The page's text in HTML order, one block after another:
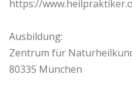
https://
Ausbildung:
Zentrum für
80335 München